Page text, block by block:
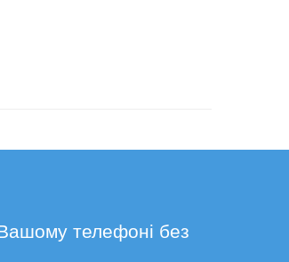
Вашому телефоні без